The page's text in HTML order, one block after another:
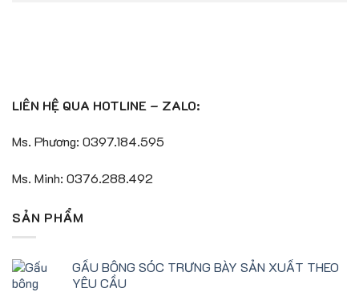
LIÊN HỆ QUA HOTLINE – ZALO:
Ms. Phương: 0397.184.595
Ms. Minh: 0376.288.492
SẢN PHẨM
GẤU BÔNG SÓC TRƯNG BÀY SẢN XUẤT THEO
YÊU CẦU